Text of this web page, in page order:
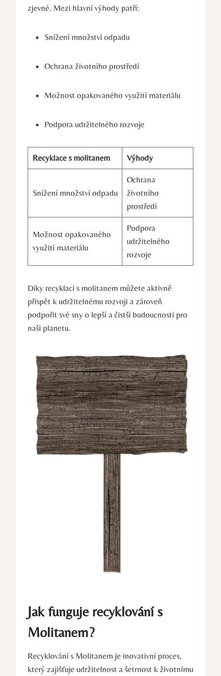
zjevné. Mezi hlavní výhody patří:
Snížení množství odpadu
Ochrana životního prostředí
Možnost opakovaného využití materiálu
Podpora udržitelného rozvoje
Recyklace s molitanem Výhody
Snížení množství odpadu
Ochrana
životního
prostředí
Možnost opakovaného
využití materiálu
Podpora
udržitelného
rozvoje
Díky recyklaci s molitanem můžete aktivně
přispět k udržitelnému rozvoji a zároveň
podpořit své sny o lepší a čistší budoucnosti pro
naši planetu.
Jak funguje recyklování s
Molitanem?
Recyklování s Molitanem je inovativní proces,
který zajišťuje udržitelnost a šetrnost k životnímu